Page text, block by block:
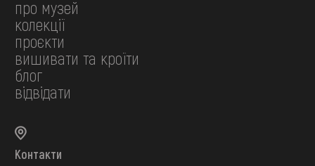
про музей
колекції
проєкти
вишивати та кроїти
блог
відвідати
Контакти